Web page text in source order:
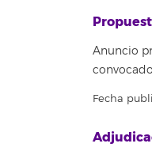
Anuncio
Fecha